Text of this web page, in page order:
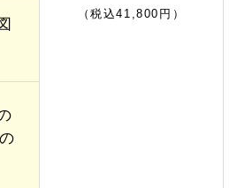
（税込41,800円）